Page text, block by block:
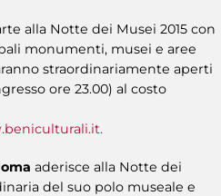
alla Notte dei Musei 2015 con
monumenti, musei e aree
straordinariamente aperti
ore 23.00) al costo
aderisce alla Notte dei
del suo polo museale e